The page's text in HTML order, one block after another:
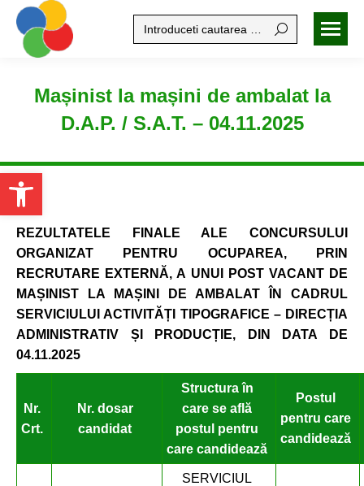
Open toolbar
Search:
Mașinist la mașini de ambalat la
D.A.P. / S.A.T. – 04.11.2025
REZULTATELE FINALE ALE CONCURSULUI
ORGANIZAT
PENTRU OCUPAREA, PRIN
RECRUTARE EXTERNĂ, A UNUI POST VACANT DE
MAȘINIST LA MAȘINI DE AMBALAT ÎN CADRUL
SERVICIULUI ACTIVITĂȚI TIPOGRAFICE – DIRECȚIA
ADMINISTRATIV ȘI PRODUCȚIE, DIN DATA DE
04.11.2025
Nr.
Crt.
Nr. dosar
candidat
Structura în
care se află
postul pentru
care candidează
Postul
pentru care
candidează
SERVICIUL